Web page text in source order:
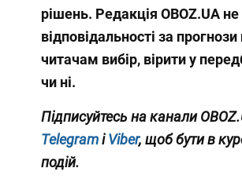
рішень. Редакція OBOZ.UA не
відповідальності за
читачам вибір, вірити у
чи ні.
Підписуйтесь на канали
TelegramіViber, щоб бути в
подій.